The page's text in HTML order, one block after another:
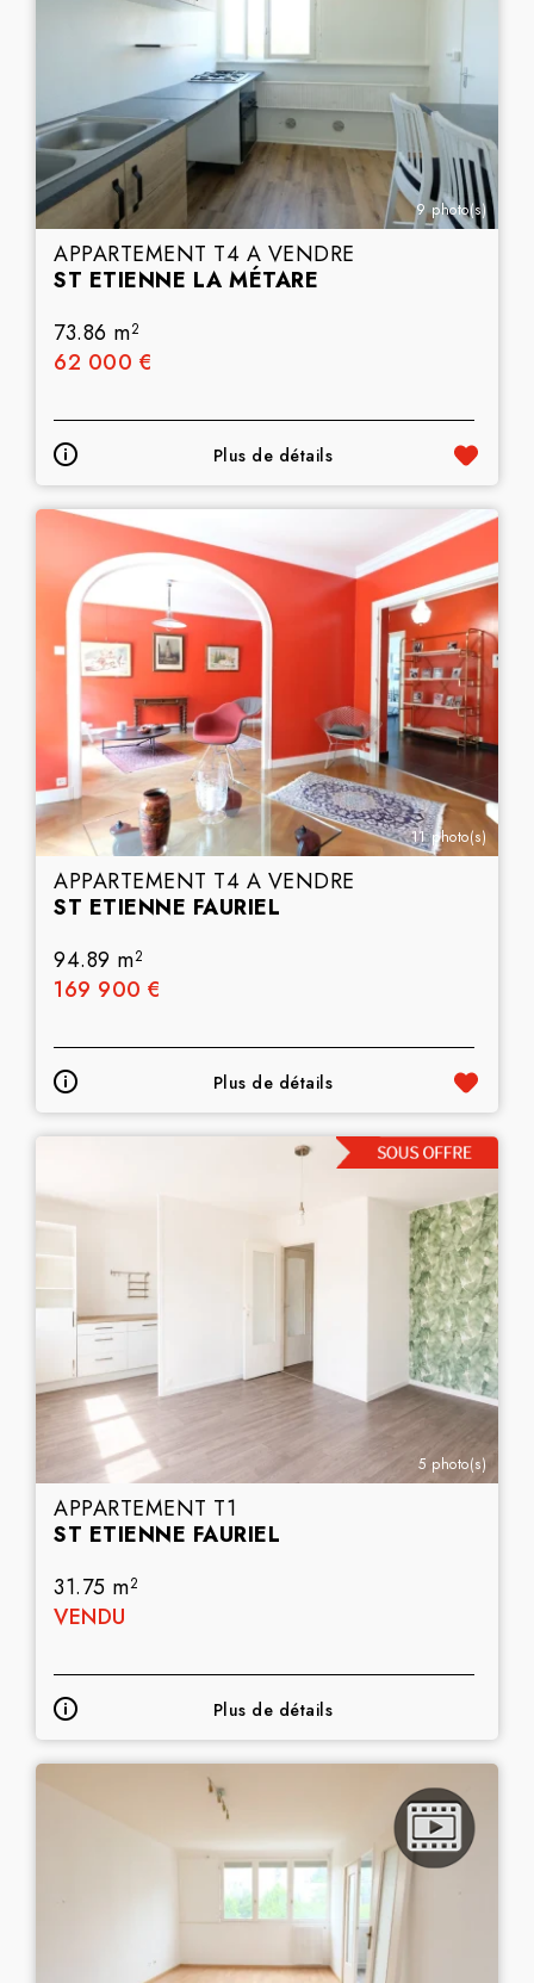
9 photo(s)
APPARTEMENT T4 A VENDRE
ST ETIENNE LA MÉTARE
73.86 m2
62 000 €
Plus de détails
11 photo(s)
APPARTEMENT T4 A VENDRE
ST ETIENNE FAURIEL
94.89 m2
169 900 €
Plus de détails
5 photo(s)
APPARTEMENT T1
ST ETIENNE FAURIEL
31.75 m2
VENDU
Plus de détails